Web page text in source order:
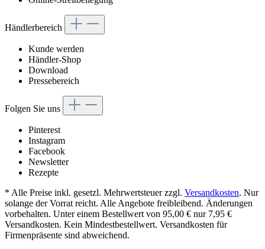
Händlerbereich
Kunde werden
Händler-Shop
Download
Pressebereich
Folgen Sie uns
Pinterest
Instagram
Facebook
Newsletter
Rezepte
* Alle Preise inkl. gesetzl. Mehrwertsteuer zzgl. Versandkosten. Nur
solange der Vorrat reicht. Alle Angebote freibleibend. Änderungen
vorbehalten. Unter einem Bestellwert von 95,00 € nur 7,95 €
Versandkosten. Kein Mindestbestellwert. Versandkosten für
Firmenpräsente sind abweichend.